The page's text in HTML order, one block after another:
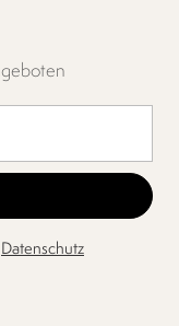
Datenschutz